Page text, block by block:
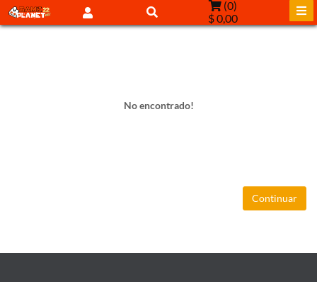
(0)
$ 0,00
No encontrado!
Continuar